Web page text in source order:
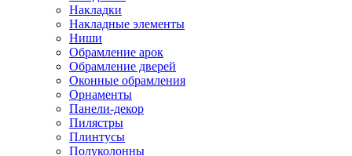
Накладки
Накладные элементы
Ниши
Обрамление арок
Обрамление дверей
Оконные обрамления
Орнаменты
Панели-декор
Пилястры
Плинтусы
Полуколонны